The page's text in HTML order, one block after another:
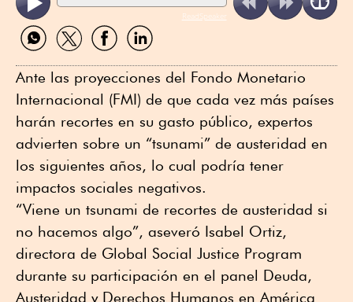
ReadSpeaker
Compartir
por
Compartir
por
Compartir
por
Compartir
por
Ante las proyecciones del Fondo Monetario
Internacional (FMI) de que cada vez más países
harán recortes en su gasto público, expertos
advierten sobre un “tsunami” de austeridad en
los siguientes años, lo cual podría tener
impactos sociales negativos.
“Viene un tsunami de recortes de austeridad si
no hacemos algo”, aseveró Isabel Ortiz,
directora de Global Social Justice Program
durante su participación en el panel Deuda,
Austeridad y Derechos Humanos en América